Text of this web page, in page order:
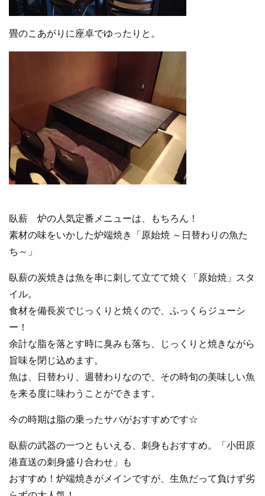
畳のこあがりに座卓でゆったりと。
臥薪 炉の人気定番メニューは、もちろん！
素材の味をいかした炉端焼き「原始焼 ～日替わりの魚た
ち～」
臥薪の炭焼きは魚を串に刺して立てて焼く「原始焼」スタ
イル。
食材を備長炭でじっくりと焼くので、ふっくらジューシ
ー！
余計な脂を落とす時に臭みも落ち、じっくりと焼きながら
旨味を閉じ込めます。
魚は、日替わり、週替わりなので、その時旬の美味しい魚
を来る度に味わうことができます。
今の時期は脂の乗ったサバがおすすめです☆
臥薪の武器の一つともいえる、刺身もおすすめ。「小田原
港直送の刺身盛り合わせ」も
おすすめ！炉端焼きがメインですが、生魚だって負けず劣